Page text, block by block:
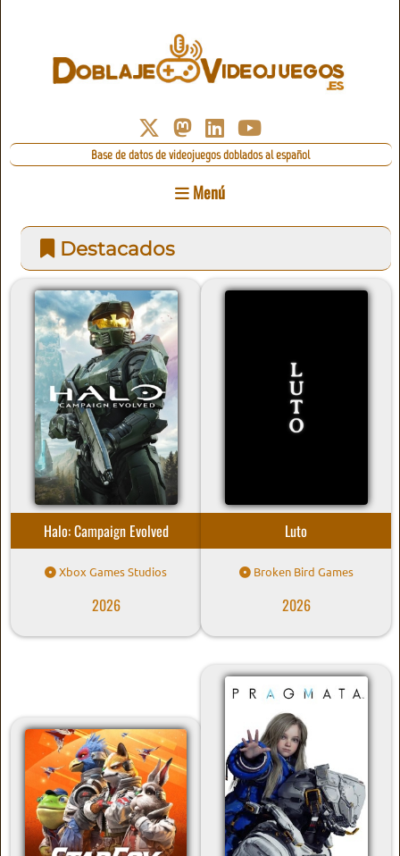
Base de datos de videojuegos doblados al español
Menú
Destacados
Halo: Campaign Evolved
Xbox Games Studios
2026
Luto
Broken Bird Games
2026